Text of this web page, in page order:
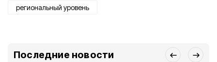
региональный уровень
Последние новости